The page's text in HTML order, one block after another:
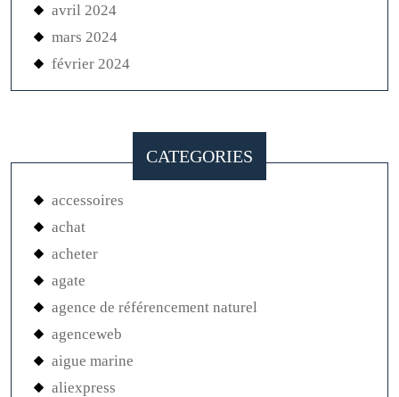
avril 2024
mars 2024
février 2024
CATEGORIES
accessoires
achat
acheter
agate
agence de référencement naturel
agenceweb
aigue marine
aliexpress